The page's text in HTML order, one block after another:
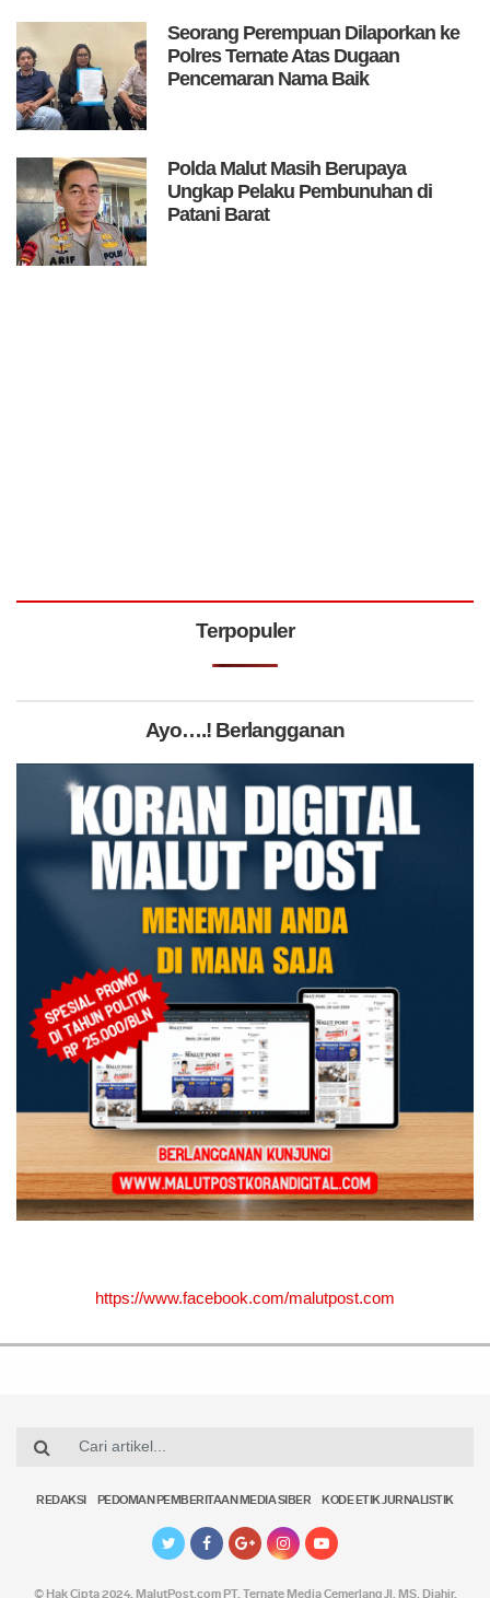
Seorang Perempuan Dilaporkan ke
Polres Ternate Atas Dugaan
Pencemaran Nama Baik
Polda Malut Masih Berupaya
Ungkap Pelaku Pembunuhan di
Patani Barat
Terpopuler
Ayo….! Berlangganan
https://www.facebook.com/malutpost.com
REDAKSI PEDOMAN PEMBERITAAN MEDIA SIBER KODE ETIK JURNALISTIK
© Hak Cipta 2024, MalutPost.comPT. Ternate Media Cemerlang Jl. MS. Djahir,